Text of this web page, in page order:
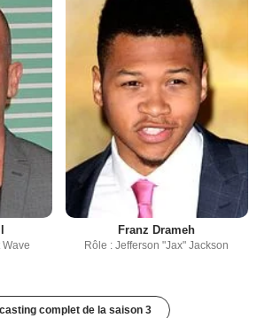
Wave
Franz Drameh
Rôle : Jefferson "Jax" Jackson
complet de la saison 3